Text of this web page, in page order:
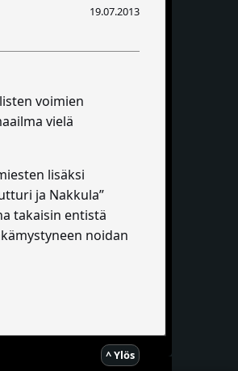
19.07.2013
voimien
vielä
lisäksi
ja Nakkula”
takaisin entistä
noidan
^ Ylös